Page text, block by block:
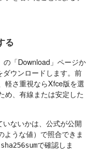
る
「Download」ページか
ウンロードします。前
軽さ重視ならXfce版を選
め、有線または安定した
ないかは、公式が公開
ような値）で照合できま
sha256sumで確認しま